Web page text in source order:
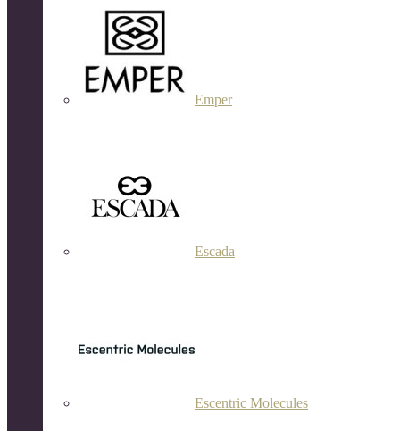
Emper
Escada
Escentric Molecules